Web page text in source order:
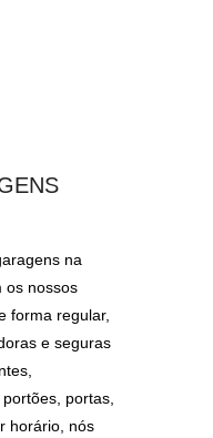
na
os nossos
forma regular,
e seguras
portas,
horário, nós